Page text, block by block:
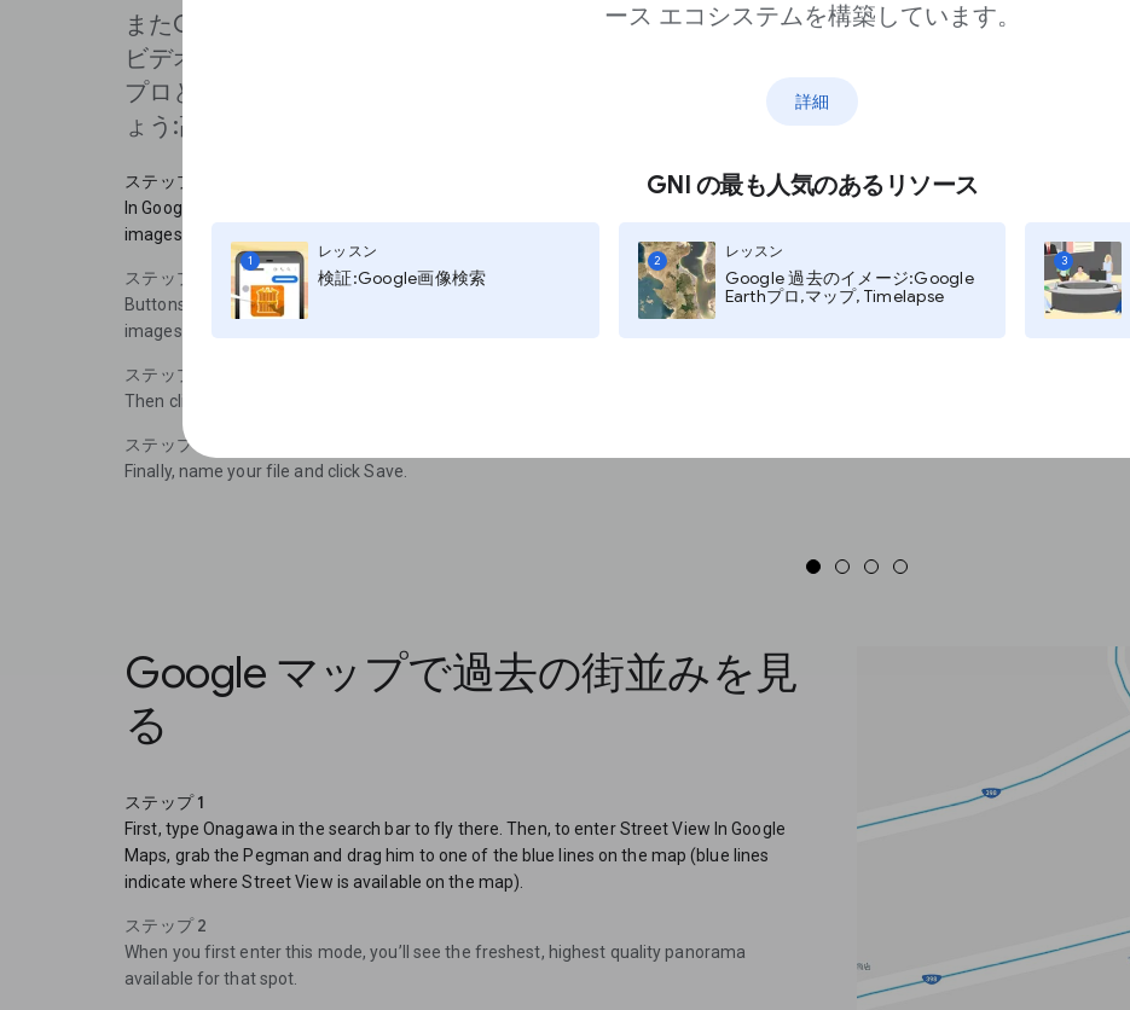
ース エコシステムを構築しています。
詳細
GNI の最も人気のあるリソース
1
レッスン
検証:Google画像検索
2
レッスン
Google 過去のイメージ:Google
Earthプロ,マップ, Timelapse
3
またGoogle Earthプロは、ストーリーで利用できるHDツアー
ビデオの作成、エクスポートも可能にします。Google Earth
プロとGoogle Earthプロのチュートリアルで確認してみまし
ょう:高解像度画像のエクスポートについてさらに知る。
ステップ 1
In Google Earth, you can save and export high-resolution JPGs of these historical
images by going to File, Save, then Save Image.
ステップ 2
Buttons will appear above the map that allow you to choose the resolution of your
images and keep or remove various elements on the map.
ステップ 3
Then click Save image.
ステップ 4
Finally, name your file and click Save.
Google マップで過去の街並みを見
る
ステップ 1
First, type Onagawa in the search bar to fly there. Then, to enter Street View In Google
Maps, grab the Pegman and drag him to one of the blue lines on the map (blue lines
indicate where Street View is available on the map).
ステップ 2
When you first enter this mode, you’ll see the freshest, highest quality panorama
available for that spot.